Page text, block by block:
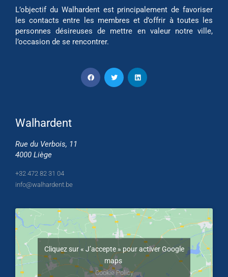
L’objectif du Walhardent est principalement de favoriser
les contacts entre les membres et d’offrir à toutes les
personnes désireuses de mettre en valeur notre ville,
l’occasion de se rencontrer.
Walhardent
Rue du Verbois, 11
4000 Liège
+32 472 82 31 04
info@walhardent.be
Cliquez sur « J’accepte » pour activer Google
maps
Cookie Policy